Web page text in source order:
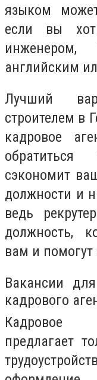
языком
если вы
английским
Лучший
строителем в
кадровое
сэкономит
должности и
ведь
должность,
вам и
Вакансии
кадрового
Кадровое
предлагает